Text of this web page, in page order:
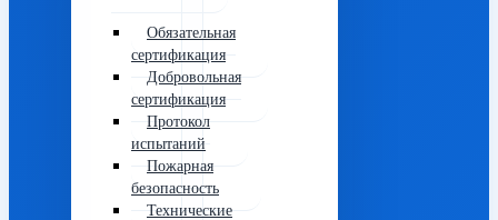
Обязательная
сертификация
Добровольная
сертификация
Протокол
испытаний
Пожарная
безопасность
Технические